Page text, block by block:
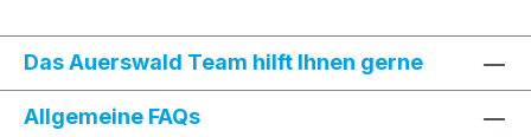
Das Auerswald Team hilft Ihnen gerne
Allgemeine FAQs